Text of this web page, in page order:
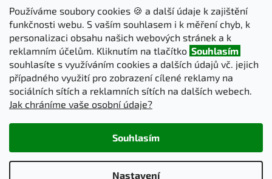
Používáme soubory cookies 🍪 a další údaje k zajištění
funkčnosti webu. S vaším souhlasem i k měření chyb, k
personalizaci obsahu našich webových stránek a k
reklamním účelům. Kliknutím na tlačítko Souhlasím
souhlasíte s využíváním cookies a dalších údajů vč. jejich
případného využití pro zobrazení cílené reklamy na
sociálních sítích a reklamních sítích na dalších webech.
Jak chráníme vaše osobní údaje?
Nastavení
Souhlasím
Odebírat newsletter
Vložte svůj e-mail a my vám budeme zasílat informace o nových
produktech na našem e-shopu.
E-mail
PŘIHLÁSIT SE